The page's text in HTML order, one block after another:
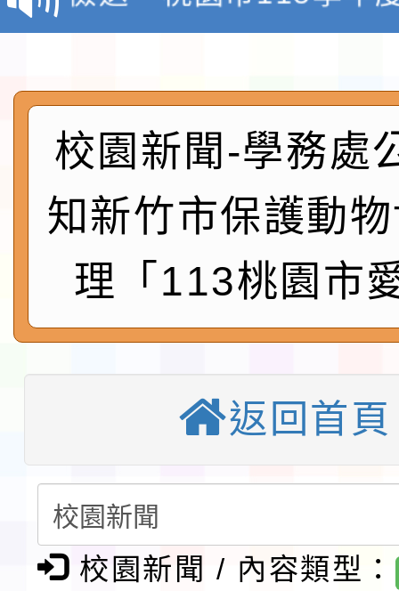
告(不再辦理後續甄選)
賽實施要點」1份
本市「115學年度學生
程安排一案
「桃園市補助參觀特色
展演活動實施計畫」
社團法人中華民國畫廊
026 ART TAIPEI臺北
會」之「藝術教育日」
本校115學年度第1學
第2次招考代課鐘點教
告(採1次公告分次招考)
115 年度兒童課後照
0 小時業訓練課程
轉知本市體育總會划船
「115年桃園市運動會
錦標賽」海洋艇及
「114-115年度
計畫」公費接種對象擴
115學年度迎新活動暨
本校115學年度第1學
第3次招考代課鐘點教
告(不再辦理後續甄選)
檢送「桃園市115學年
賽實施要點」1份
本市「115學年度學生
校園新聞-學務處
知新竹市保護動
理「113桃園市
返回首頁
校園新聞 / 內容類型：